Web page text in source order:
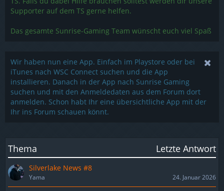
Supporter auf dem TS gerne helfen.
Das gesamte Sunrise-Gaming Team wünscht euch viel Spaß
Wir haben nun eine App. Einfach im Playstore oder bei
iTunes nach WSC Connect suchen und die App
installieren. Danach in der App nach Sunrise Gaming
suchen und mit den Anmeldedaten aus dem Forum dort
anmelden. Schon habt Ihr eine übersichtliche App mit der
Ihr ins Forum schauen könnt.
Thema Letzte Antwort
Silverlake News #8
Yama 24. Januar 2026